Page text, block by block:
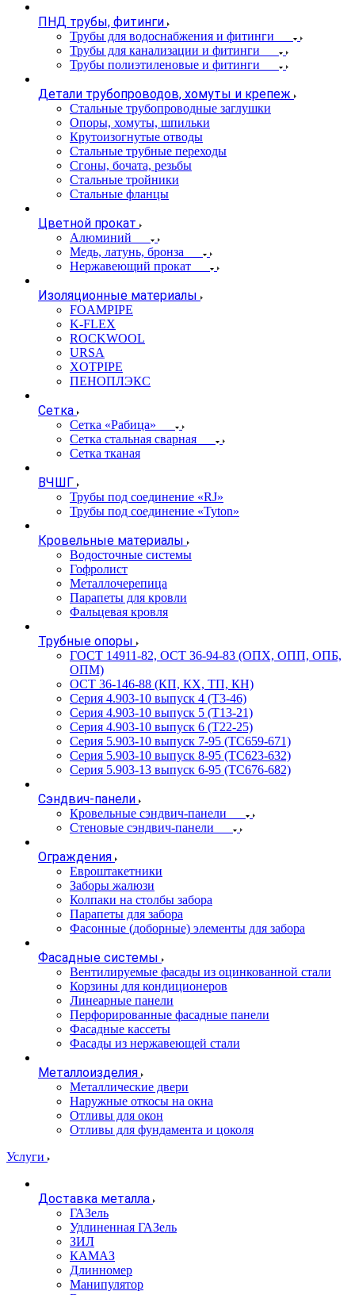
ПНД трубы, фитинги
Трубы для водоснабжения и фитинги
Трубы для канализации и фитинги
Трубы полиэтиленовые и фитинги
Детали трубопроводов, хомуты и крепеж
Стальные трубопроводные заглушки
Опоры, хомуты, шпильки
Крутоизогнутые отводы
Стальные трубные переходы
Сгоны, бочата, резьбы
Стальные тройники
Стальные фланцы
Цветной прокат
Алюминий
Медь, латунь, бронза
Нержавеющий прокат
Изоляционные материалы
FOAMPIPE
K-FLEX
ROCKWOOL
URSA
XOTPIPE
ПЕНОПЛЭКС
Сетка
Сетка «Рабица»
Сетка стальная сварная
Сетка тканая
ВЧШГ
Трубы под соединение «RJ»
Трубы под соединение «Tyton»
Кровельные материалы
Водосточные системы
Гофролист
Металлочерепица
Парапеты для кровли
Фальцевая кровля
Трубные опоры
ГОСТ 14911-82, ОСТ 36-94-83 (ОПХ, ОПП, ОПБ,
ОПМ)
ОСТ 36-146-88 (КП, КХ, ТП, КН)
Серия 4.903-10 выпуск 4 (Т3-46)
Серия 4.903-10 выпуск 5 (Т13-21)
Серия 4.903-10 выпуск 6 (Т22-25)
Серия 5.903-10 выпуск 7-95 (ТС659-671)
Серия 5.903-10 выпуск 8-95 (ТС623-632)
Серия 5.903-13 выпуск 6-95 (ТС676-682)
Сэндвич-панели
Кровельные сэндвич-панели
Стеновые сэндвич-панели
Ограждения
Евроштакетники
Заборы жалюзи
Колпаки на столбы забора
Парапеты для забора
Фасонные (доборные) элементы для забора
Фасадные системы
Вентилируемые фасады из оцинкованной стали
Корзины для кондиционеров
Линеарные панели
Перфорированные фасадные панели
Фасадные кассеты
Фасады из нержавеющей стали
Металлоизделия
Металлические двери
Наружные откосы на окна
Отливы для окон
Отливы для фундамента и цоколя
Услуги
Доставка металла
ГАЗель
Удлиненная ГАЗель
ЗИЛ
КАМАЗ
Длинномер
Манипулятор